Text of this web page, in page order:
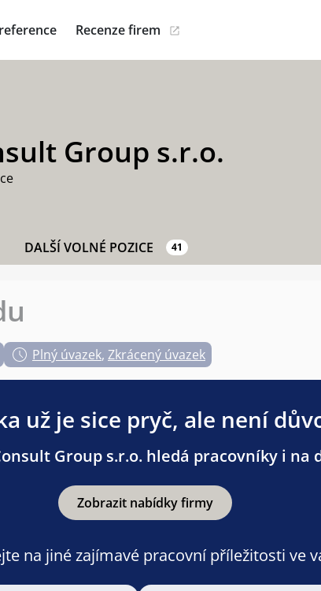
Recenze firem
Group s.r.o.
DALŠÍ VOLNÉ POZICE 41
Plný úvazek, Zkrácený úvazek
už je sice pryč, ale není
Group s.r.o. hledá pracovníky i na
Zobrazit nabídky firmy
na jiné zajímavé pracovní příležitosti ve